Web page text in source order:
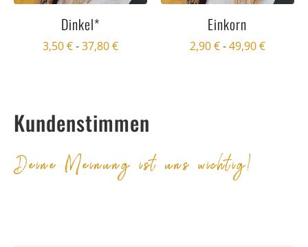
Dinkel*
3,50€-37,80€
Einkorn
2,90€-49,90€
Kundenstimmen
Deine Meinung ist uns wichtig!